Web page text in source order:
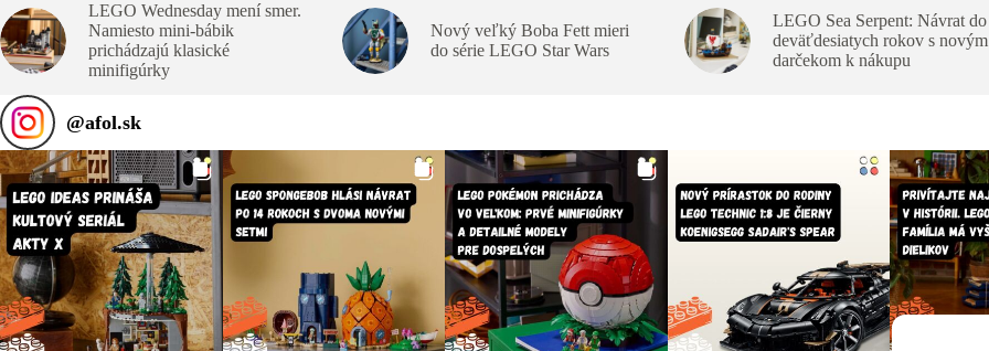
LEGO Wednesday mení smer.
Namiesto mini-bábik
prichádzajú klasické
minifigúrky
Nový veľký Boba Fett mieri
do série LEGO Star Wars
LEGO Sea Serpent: Návrat do
deväťdesiatych rokov s novým
darčekom k nákupu
@afol.sk